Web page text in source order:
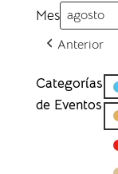
Mes
Anterior
Categorías
de Eventos